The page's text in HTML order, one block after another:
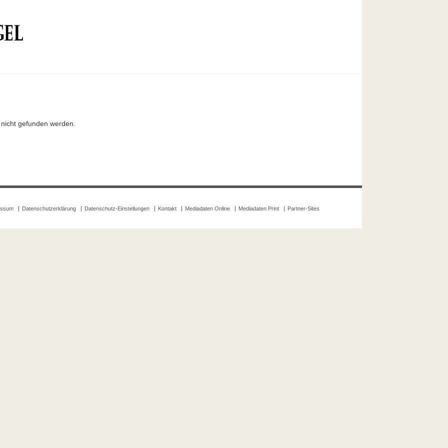
gefunden werden.
Datenschutzerklärung Datenschutz-Einstellungen Kontakt Mediadaten Online Mediadaten Print Partner-Sites